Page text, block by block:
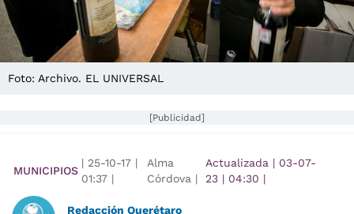
Foto: Archivo. EL UNIVERSAL
[Publicidad]
MUNICIPIOS
| 25-10-17 |
01:37 |
Alma
Córdova |
Actualizada | 03-07-
23 | 04:30 |
Redacción Querétaro